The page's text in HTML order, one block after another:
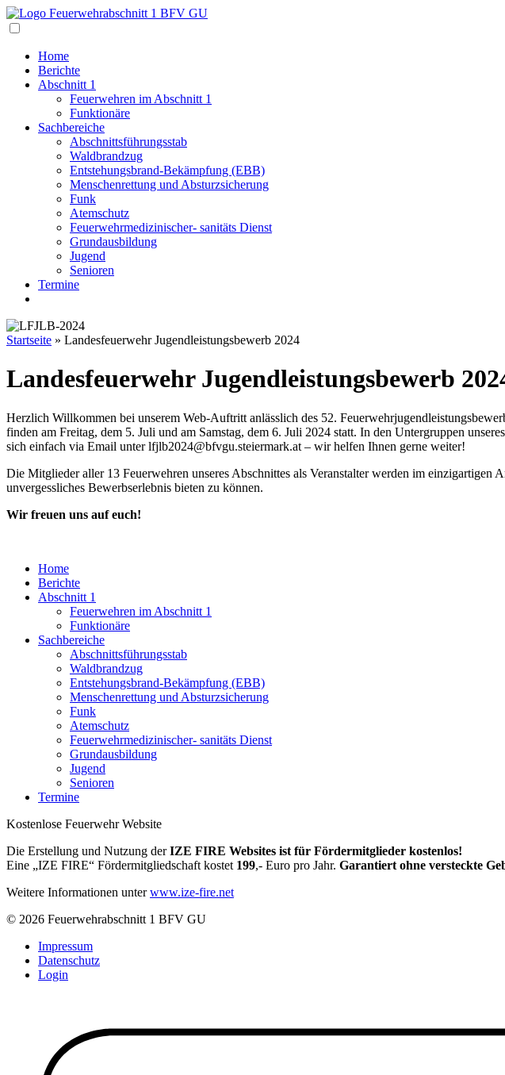
Home
Berichte
Abschnitt 1
Feuerwehren im Abschnitt 1
Funktionäre
Sachbereiche
Abschnittsführungsstab
Waldbrandzug
Entstehungsbrand-Bekämpfung (EBB)
Menschenrettung und Absturzsicherung
Funk
Atemschutz
Feuerwehrmedizinischer- sanitäts Dienst
Grundausbildung
Jugend
Senioren
Termine
Startseite » Landesfeuerwehr Jugendleistungsbewerb 2024
Landesfeuerwehr Jugendleistungsbewerb
Herzlich Willkommen bei unserem Web-Auftritt anlässlich des 52.
finden am Freitag, dem 5. Juli und am Samstag, dem 6. Juli 2024 statt. In den Untergruppen
sich einfach via Email unter lfjlb2024@bfvgu.steiermark.at – wir helfen Ihnen gerne weiter!
Die Mitglieder aller 13 Feuerwehren unseres Abschnittes als Veranstalter werden im
unvergessliches Bewerbserlebnis bieten zu können.
Wir freuen uns auf euch!
Home
Berichte
Abschnitt 1
Feuerwehren im Abschnitt 1
Funktionäre
Sachbereiche
Abschnittsführungsstab
Waldbrandzug
Entstehungsbrand-Bekämpfung (EBB)
Menschenrettung und Absturzsicherung
Funk
Atemschutz
Feuerwehrmedizinischer- sanitäts Dienst
Grundausbildung
Jugend
Senioren
Termine
Kostenlose Feuerwehr Website
Die Erstellung und Nutzung derIZE FIRE Websites ist für Fördermitglieder kostenlos!
Eine „IZE FIRE“ Fördermitgliedschaft kostet 199,- Euro pro Jahr. Garantiert ohne versteckte
Weitere Informationen unterwww.ize-fire.net
© 2026 Feuerwehrabschnitt 1 BFV GU
Impressum
Datenschutz
Login